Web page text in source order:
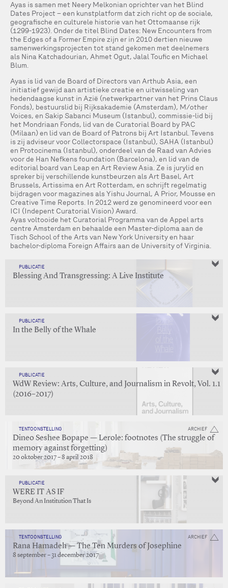
Ayas is samen met Neery Melkonian oprichter van het Blind
Dates Project – een kunstplatform dat zich richt op de sociale,
geografische en culturele historie van het Ottomaanse rijk
(1299-1923). Onder de titel Blind Dates: New Encounters from
the Edges of a Former Empire zijn er in 2010 dertien nieuwe
samenwerkingsprojecten tot stand gekomen met deelnemers
als Nina Katchadourian, Ahmet Ogut, Jalal Toufic en Michael
Blum.
Ayas is lid van de Board of Directors van Arthub Asia, een
initiatief gewijd aan artistieke creatie en uitwisseling van
hedendaagse kunst in Azië (netwerkpartner van het Prins Claus
Fonds), bestuurslid bij Rijksakademie (Amsterdam), M/other
Voices, en Sakip Sabanci Museum (Istanbul), commissie-lid bij
het Mondriaan Fonds, lid van de Curatorial Board by PAC
(Milaan) en lid van de Board of Patrons bij Art Istanbul. Tevens
is zij adviseur voor Collectorspace (Istanbul), SAHA (Istanbul)
en Protocinema (Istanbul), onderdeel van de Raad van Advies
voor de Han Nefkens foundation (Barcelona), en lid van de
editorial board van Leap en Art Review Asia. Ze is jurylid en
spreker bij verschillende kunstbeurzen als Art Basel, Art
Brussels, Artissima en Art Rotterdam, en schrijft regelmatig
bijdragen voor magazines als Yishu Journal, A Prior, Mousse en
Creative Time Reports. In 2012 werd ze genomineerd voor een
ICI (Indepent Curatorial Vision) Award.
Ayas voltooide het Curatorial Programma van de Appel arts
centre Amsterdam en behaalde een Master-diploma aan de
Tisch School of the Arts van New York University en haar
bachelor-diploma Foreign Affairs aan de University of Virginia.
PUBLICATIE
Blessing And Transgressing: A Live Institute
PUBLICATIE
In the Belly of the Whale
PUBLICATIE
WdW Review: Arts, Culture, and Journalism in Revolt, Vol. 1.1
(2016–2017)
ARCHIEF
TENTOONSTELLING
Dineo Seshee Bopape — Lerole: footnotes (The struggle of
memory against forgetting)
20 oktober 2017 – 8 april 2018
PUBLICATIE
WERE IT AS IF
Beyond An Institution That Is
ARCHIEF
TENTOONSTELLING
Rana Hamadeh — The Ten Murders of Josephine
8 september – 31 december 2017